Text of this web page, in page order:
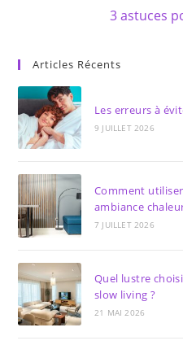
3 astuces
Articles Récents
Les erreurs à
9 JUILLET 2026
Comment
ambiance
7 JUILLET 2026
Quel lustre
slow living ?
21 MAI 2026